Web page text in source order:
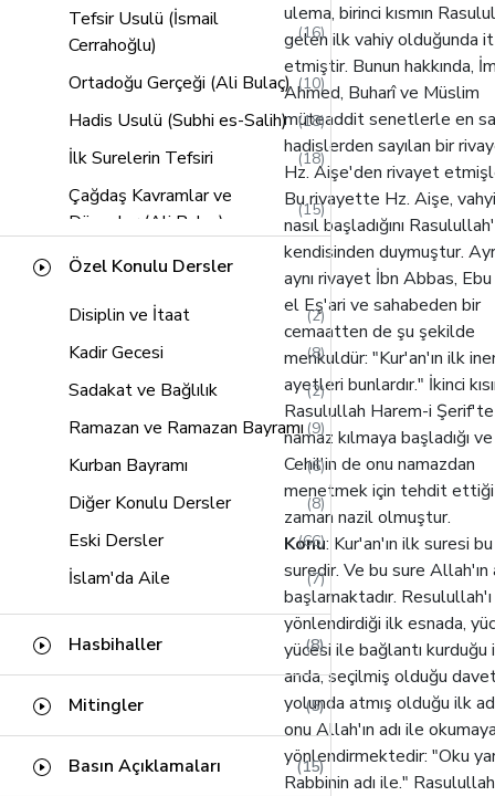
Zumer Suresi (16)
Müddessir Suresi (2)
Al-i İmran Suresi (58)
(2)
(2)
Mü'min Suresi (20)
(13)
(23)
Zuhruf Suresi (18)
Duhan Suresi (8)
Casiye Suresi (10)
Araf Suresi (20)
Ahkaf Suresi (15)
Zariyat Suresi (11)
Gaşiye Suresi (3)
Duha Suresi (1)
(1)
(1)
Kâfirun Suresi (1)
Fil Suresi (1)
Tin Suresi (1)
Tefsir Usulü (İsmail
Cerrahoğlu)
(16)
Ortadoğu Gerçeği (Ali Bulaç) (10)
Hadis Usulü (Subhi es-Salih) (18)
İlk Surelerin Tefsiri (18)
Çağdaş Kavramlar ve
Düzenler (Ali Bulaç)
(15)
Yoldaki İşaretler (Seyyid
(12)
Kavaid-ul Fıkhiyye (30)
Hz. Peygamberin Hayatı
(Nedvi)
(11)
Ahkam Tefsiri (Sabuni) (10)
Hac (Ömer Nasuhi Bilmen) (13)
Risaleler (Bediüzzaman Said
(9)
Seçme Hadisler (7)
(18)
(9)
Fıkıh Usulü (0)
Meal Dersleri (0)
Özel Konulu Dersler
Disiplin ve İtaat
(2)
Kadir Gecesi (8)
Sadakat ve Bağlılık (2)
Ramazan ve Ramazan Bayramı (9)
Kurban Bayramı (6)
Diğer Konulu Dersler (8)
Eski Dersler (66)
İslam'da Aile (7)
Hasbihaller (8)
Mitingler (5)
Basın Açıklamaları (15)
ulema, birinci kısmın
gelen ilk vahiy olduğunda
etmiştir. Bunun hakkında,
Ahmed, Buharî ve Müslim
müteaddit senetlerle en
hadislerden sayılan bir
Hz. Aişe'den rivayet
Bu rivayette Hz. Aişe,
nasıl başladığını
kendisinden duymuştur.
aynı rivayet İbn Abbas,
el Eş'ari ve sahabeden bir
cemaatten de şu şekilde
menkuldür: "Kur'an'ın ilk
ayetleri bunlardır." İkinci
Rasulullah Harem-i Şerif'te
namaz kılmaya başladığı
Cehil'in de onu namazdan
menetmek için tehdit ettiği
zaman nazil olmuştur.
Konu: Kur'an'ın ilk suresi bu
suredir. Ve bu sure Allah'ın
başlamaktadır. Resulullah'ı
yönlendirdiği ilk esnada,
yücesi ile bağlantı kurduğu
anda, seçilmiş olduğu
yolunda atmış olduğu ilk
onu Allah'ın adı ile
yönlendirmektedir: "Oku
Rabbinin adı ile."